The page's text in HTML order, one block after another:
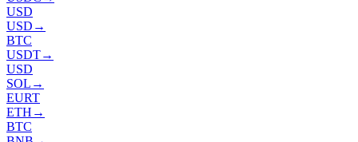
USD
USD →
BTC
USDT→
USD
SOL →
EURT
ETH →
BTC